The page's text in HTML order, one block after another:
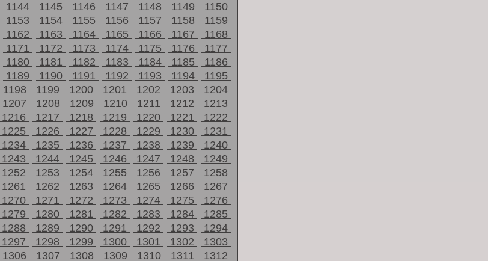
1144 1145 1146 1147 1148 1149
1150
1153 1154 1155 1156 1157 1158
1159
1162 1163 1164 1165 1166 1167
1168
1171 1172 1173 1174 1175 1176
1177
1180 1181 1182 1183 1184 1185
1186
1189 1190 1191 1192 1193 1194
1195
1198 1199 1200 1201 1202 1203
1204
1207 1208 1209 1210 1211 1212
1213
1216 1217 1218 1219 1220 1221
1222
1225 1226 1227 1228 1229 1230
1231
1234 1235 1236 1237 1238 1239
1240
1243 1244 1245 1246 1247 1248
1249
1252 1253 1254 1255 1256 1257
1258
1261 1262 1263 1264 1265 1266
1267
1270 1271 1272 1273 1274 1275
1276
1279 1280 1281 1282 1283 1284
1285
1288 1289 1290 1291 1292 1293
1294
1297 1298 1299 1300 1301 1302
1303
1306 1307 1308 1309 1310 1311 1312